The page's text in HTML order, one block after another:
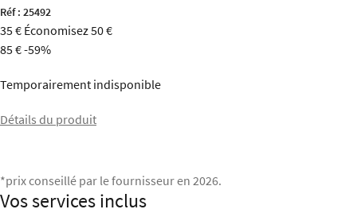
Réf : 25492
35 € Économisez 50 €
85 €-59%
Temporairement indisponible
Détails du produit
*prix conseillé par le fournisseur en 2026.
Vos services inclus